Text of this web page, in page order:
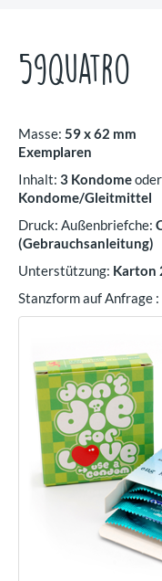
59quatro
Masse: 59 x 62 mm
Exemplaren
Inhalt: 3 Kondomeoder
Kondome/Gleitmittel
Druck: Außenbriefche:
(Gebrauchsanleitung)
Unterstützung: Karton
Stanzform auf Anfrage :